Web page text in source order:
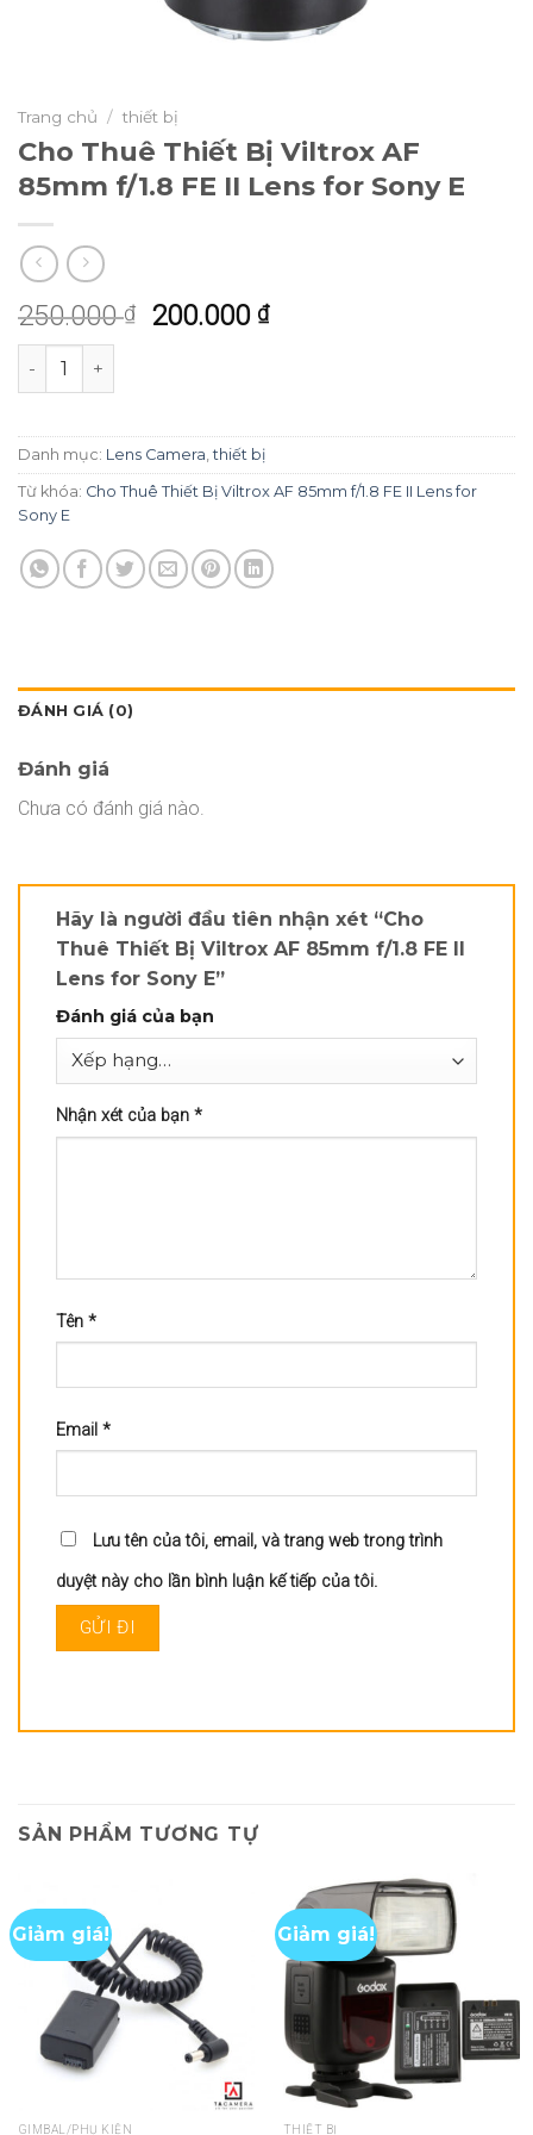
Trang chủ / thiết bị
Cho Thuê Thiết Bị Viltrox AF
85mm f/1.8 FE II Lens for Sony E
250.000₫ 200.000 ₫
Cho Thuê Thiết Bị Viltrox AF 85mm f/1.8 FE II Lens for
Danh mục: Lens Camera,thiết bị
Từ khóa: Cho Thuê Thiết Bị Viltrox AF 85mm f/1.8 FE II Lens for
Sony E
ĐÁNH GIÁ (0)
Đánh giá
Chưa có đánh giá nào.
Hãy là người đầu tiên nhận xét “Cho
Thuê Thiết Bị Viltrox AF 85mm f/1.8 FE II
Lens for Sony E”
Đánh giá của bạn
Nhận xét của bạn *
Tên *
Email *
Lưu tên của tôi, email, và trang web trong trình
duyệt này cho lần bình luận kế tiếp của tôi.
SẢN PHẨM TƯƠNG TỰ
Giảm giá!
GIMBAL/PHỤ KIỆN
Giảm giá!
THIẾT BỊ